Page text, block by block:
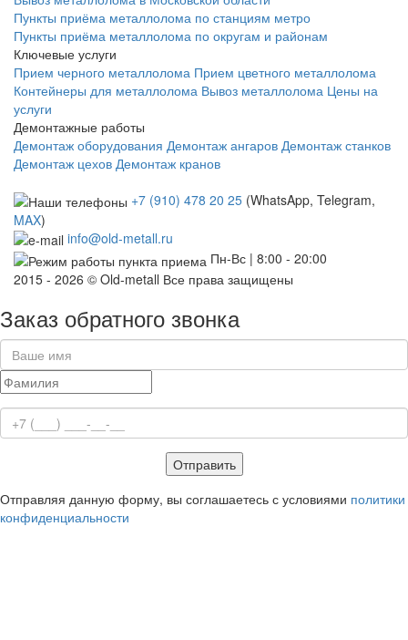
Пункты приёма металлолома по станциям метро
Пункты приёма металлолома по округам и районам
Ключевые услуги
Прием черного металлолома Прием цветного металлолома
Контейнеры для металлолома Вывоз металлолома Цены на
услуги
Демонтажные работы
Демонтаж оборудования Демонтаж ангаров Демонтаж станков
Демонтаж цехов Демонтаж кранов
+7 (910) 478 20 25 (WhatsApp, Telegram,
MAX)
info@old-metall.ru
Пн-Вс | 8:00 - 20:00
2015 - 2026 © Old-metall Все права защищены
Заказ обратного звонка
Отправить
Отправляя данную форму, вы соглашаетесь с условиями политики
конфиденциальности